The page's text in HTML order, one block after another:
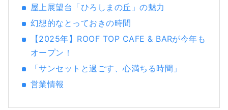
屋上展望台「ひろしまの丘」の魅力
幻想的なとっておきの時間
【2025年】ROOF TOP CAFE & BARが今年も
オープン！
「サンセットと過ごす、心満ちる時間」
営業情報